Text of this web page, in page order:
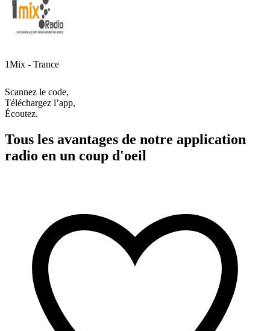
1Mix - Trance
Scannez le code,
Téléchargez l’app,
Écoutez.
Tous les avantages de notre application
radio en un coup d'oeil